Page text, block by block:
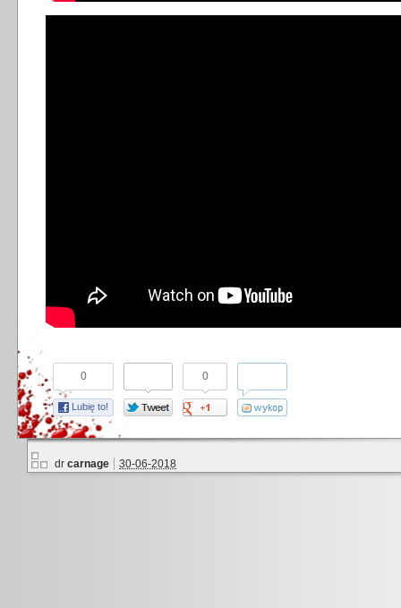
0
Lubię to!
0
dr carnage 30-06-2018